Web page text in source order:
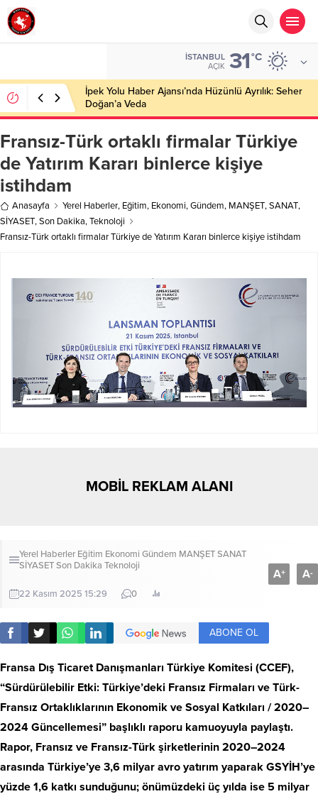
İSTANBUL
AÇIK 31°C
İpek Yolu Haber Ajansı’nda Hüzünlü Ayrılık: Seher
Doğan’a Veda
Fransız-Türk ortaklı firmalar Türkiye
de Yatırım Kararı binlerce kişiye
istihdam
Anasayfa Yerel Haberler, Eğitim, Ekonomi,Gündem, MANŞET,SANAT,
SİYASET,Son Dakika,Teknoloji
Fransız-Türk ortaklı firmalar Türkiye de Yatırım Kararı binlerce kişiye istihdam
MOBİL REKLAM ALANI
Yerel Haberler Eğitim Ekonomi Gündem MANŞETSANAT
SİYASETSon Dakika Teknoloji
22 Kasım 2025 15:29 0
A+ A-
ABONE OL
Fransa Dış Ticaret Danışmanları Türkiye Komitesi (CCEF),
“Sürdürülebilir Etki: Türkiye’deki Fransız Firmaları ve Türk-
Fransız Ortaklıklarının Ekonomik ve Sosyal Katkıları / 2020–
2024 Güncellemesi” başlıklı raporu kamuoyuyla paylaştı.
Rapor, Fransız ve Fransız-Türk şirketlerinin 2020–2024
arasında Türkiye’ye 3,6 milyar avro yatırım yaparak GSYİH’ye
yüzde 1,6 katkı sunduğunu; önümüzdeki üç yılda ise 5 milyar